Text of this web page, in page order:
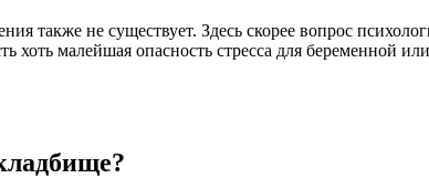
не существует. Здесь скорее вопрос
хоть малейшая опасность стресса для беременной